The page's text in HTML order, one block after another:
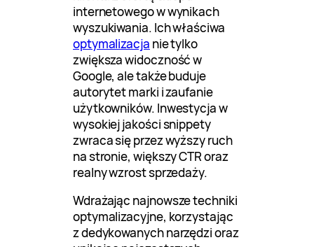
internetowego w wynikach
wyszukiwania. Ich właściwa
optymalizacja nie tylko
zwiększa widoczność w
Google, ale także buduje
autorytet marki i zaufanie
użytkowników. Inwestycja w
wysokiej jakości snippety
zwraca się przez wyższy ruch
na stronie, większy CTR oraz
realny wzrost sprzedaży.
Wdrażając najnowsze techniki
optymalizacyjne, korzystając
z dedykowanych narzędzi oraz